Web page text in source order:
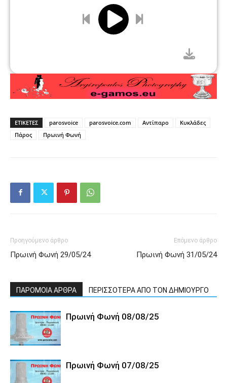
ΕΤΙΚΕΤΕΣ parosvoice parosvoice.com Αντίπαρο
Κυκλάδες
Πάρος
Πρωινή Φωνή
Προηγούμενο άρθρο
Πρωινή Φωνή 29/05/24
Επόμενο άρθρο
Πρωινή Φωνή 31/05/24
ΠΑΡΟΜΟΙΑ ΑΡΘΡΑ ΠΕΡΙΣΣΟΤΕΡΑ ΑΠΟ ΤΟΝ ΔΗΜΙΟΥΡΓΟ
Πρωινή Φωνή 08/08/25
Πρωινή Φωνή 07/08/25